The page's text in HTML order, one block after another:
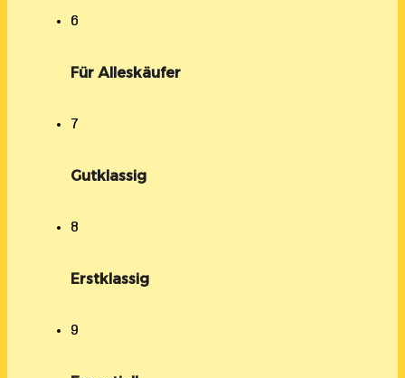
6
Für Alleskäufer
7
Gutklassig
8
Erstklassig
9